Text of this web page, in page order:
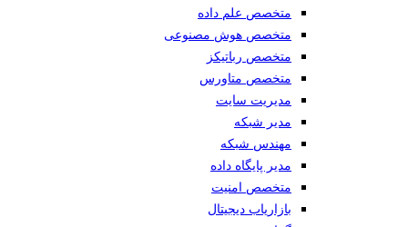
متخصص علم داده
متخصص هوش مصنوعی
متخصص رباتیکز
متخصص متاورس
مدیریت سایت
مدیر شبکه
مهندس شبکه
مدیر پایگاه داده
متخصص امنیت
بازاریاب دیجیتال